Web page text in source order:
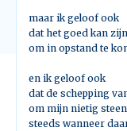
maar ik geloof ook
dat het goed kan
om in opstand te
en ik geloof ook
dat de schepping
om mijn nietig
steeds wanneer